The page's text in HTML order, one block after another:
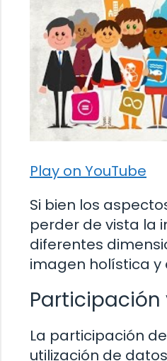
Play on YouTube
Si bien los
perder de vista la
diferentes
imagen holística
La participación
utilización de